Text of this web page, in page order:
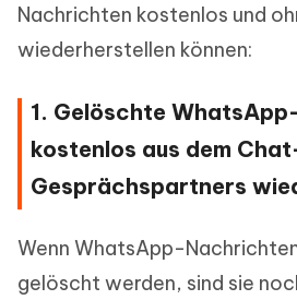
Nachrichten kostenlos und
wiederherstellen können:
1. Gelöschte
kostenlos aus dem
Gesprächspartners
Wenn WhatsApp-
gelöscht werden, sind sie